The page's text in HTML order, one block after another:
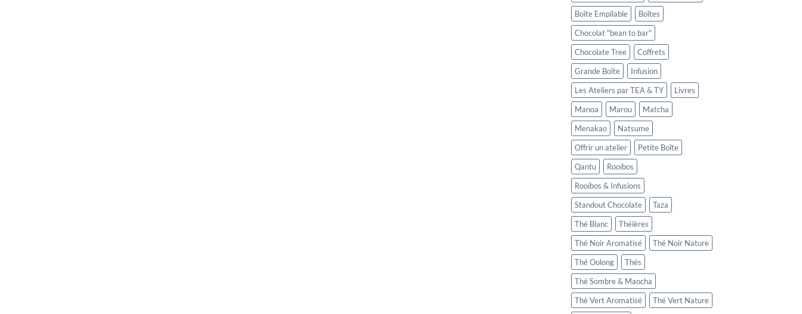
Boîte Empilable
Boîtes
Chocolat "bean to bar"
Chocolate Tree
Coffrets
Grande Boîte
Infusion
Les Ateliers par TEA & TY
Livres
Manoa
Marou
Matcha
Menakao
Natsume
Offrir un atelier
Petite Boîte
Qantu
Rooïbos
Rooïbos & Infusions
Standout Chocolate
Taza
Thé Blanc
Théières
Thé Noir Aromatisé
Thé Noir Nature
Thé Oolong
Thés
Thé Sombre & Maocha
Thé Vert Aromatisé
Thé Vert Nature